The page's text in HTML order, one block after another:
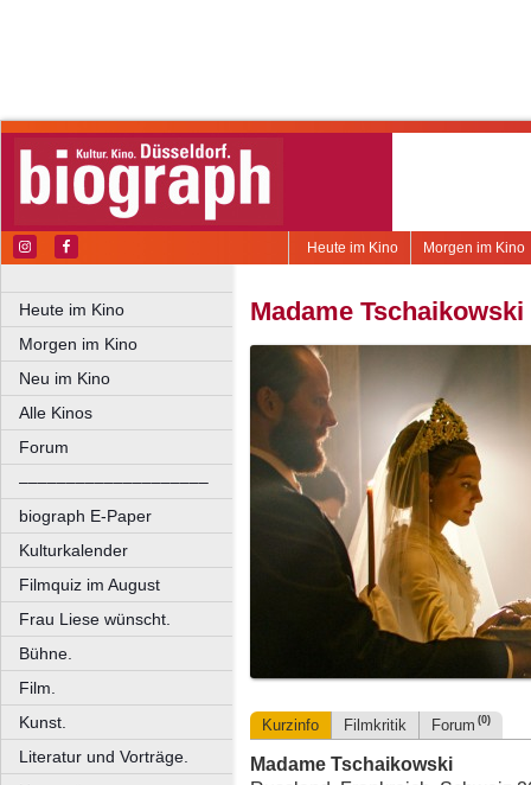
Morgen im Kino
Heute im Kino
Heute im Kino
Morgen im Kino
Neu im Kino
Alle Kinos
Forum
––––––––––––––––––––
biograph E-Paper
Kulturkalender
Filmquiz im August
Frau Liese wünscht.
Bühne.
Film.
Kunst.
Literatur und Vorträge.
Madame Tschaikowski
Kurzinfo Filmkritik Forum (0)
Madame Tschaikowski